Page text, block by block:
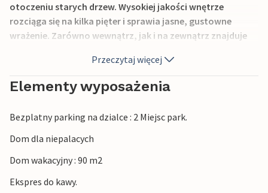
otoczeniu starych drzew. Wysokiej jakości wnętrze
rozciąga się na kilka pięter i sprawia jasne, gustowne
wrażenie. Zarówno wewnątrz, jak i na zewnątrz znajduje
odpoczynku. Jeśli szukasz ciszy i spokoju, trafiłeś we
właściwe miejsce.
starszych do spędzania godzin na świeżym powietrzu i
staje się małą oazą podczas pobytu. Usiądź w wiszących
W pobliżu znajduje się wiele atrakcji przyjaznych
Przeczytaj więcej
Elementy wyposażenia
Bezplatny parking na dzialce : 2 Miejsc park.
Dom dla niepalacych
Dom wakacyjny : 90 m2
Ekspres do kawy.